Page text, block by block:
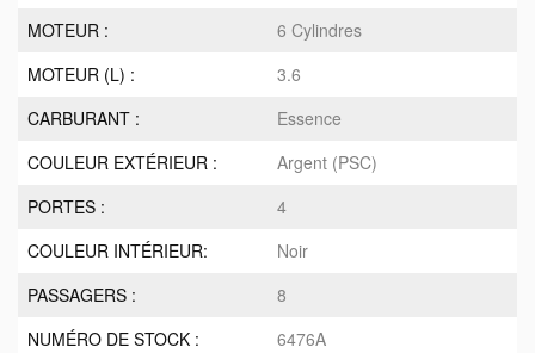
MOTEUR :
6 Cylindres
MOTEUR (L) :
3.6
CARBURANT :
Essence
COULEUR EXTÉRIEUR :
Argent (PSC)
PORTES :
4
COULEUR INTÉRIEUR:
Noir
PASSAGERS :
8
NUMÉRO DE STOCK :
6476A